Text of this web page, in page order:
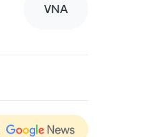
VNA